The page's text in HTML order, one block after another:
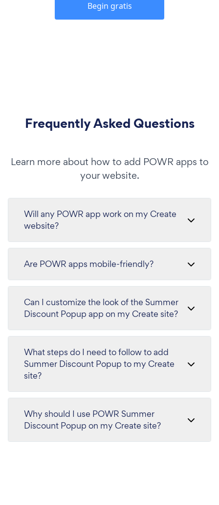
Begin gratis
Frequently Asked Questions
Learn more about how to add POWR apps to
your website.
Will any POWR app work on my Create
website?
Are POWR apps mobile-friendly?
Can I customize the look of the Summer
Discount Popup app on my Create site?
What steps do I need to follow to add
Summer Discount Popup to my Create
site?
Why should I use POWR Summer
Discount Popup on my Create site?